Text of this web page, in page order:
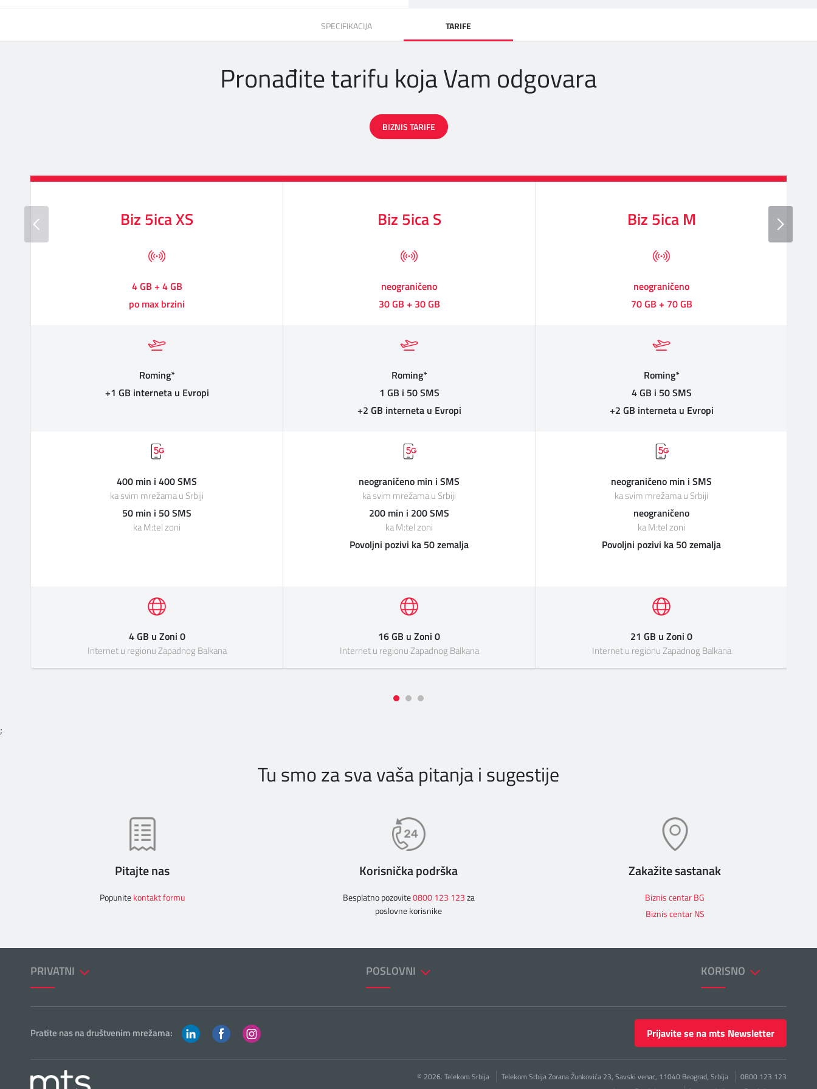
SPECIFIKACIJA TARIFE
Pronađite tarifu koja Vam odgovara
BIZNIS TARIFE
Biz 5ica XS
4 GB + 4 GB
po max brzini
Roming*
+1 GB interneta u Evropi
400 min i 400 SMS
ka svim mrežama u Srbiji
50 min i 50 SMS
ka M:tel zoni
4 GB u Zoni 0
Internet u regionu Zapadnog Balkana
Biz 5ica S
neograničeno
30 GB + 30 GB
Roming*
1 GB i 50 SMS
+2 GB interneta u Evropi
neograničeno min i SMS
ka svim mrežama u Srbiji
200 min i 200 SMS
ka M:tel zoni
Povoljni pozivi ka 50 zemalja
16 GB u Zoni 0
Internet u regionu Zapadnog Balkana
Biz 5ica M
neograničeno
70 GB + 70 GB
Roming*
4 GB i 50 SMS
+2 GB interneta u Evropi
neograničeno min i SMS
ka svim mrežama u Srbiji
neograničeno
ka M:tel zoni
Povoljni pozivi ka 50 zemalja
21 GB u Zoni 0
Internet u regionu Zapadnog Balkana
;
Tu smo za sva vaša pitanja i sugestije
Pitajte nas
Popunitekontakt formu
Korisnička podrška
Besplatno pozovite0800 123 123za
poslovne korisnike
Zakažite sastanak
Biznis centar BG
Biznis centar NS
PRIVATNI POSLOVNI KORISNO
Prijavite se na mts Newsletter
Pratite nas na društvenim mrežama:
© 2026. Telekom Srbija Telekom Srbija Zorana Žunkovića 23, Savski venac, 11040 Beograd, Srbija 0800 123 123